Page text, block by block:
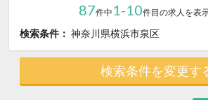
87件中 1-10件目の求人を表
検索条件： 神奈川県横浜市泉区
検索条件を変更す